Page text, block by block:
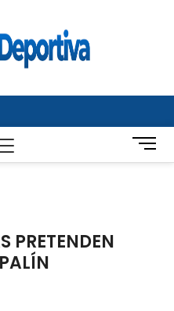
B
o
PRETENDEN